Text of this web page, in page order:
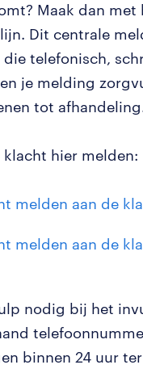
Maak dan
Dit centrale
telefonisch,
je melding
tot
klacht hier melden:
melden aan de
melden aan de
nodig bij het
binnen 24 uur